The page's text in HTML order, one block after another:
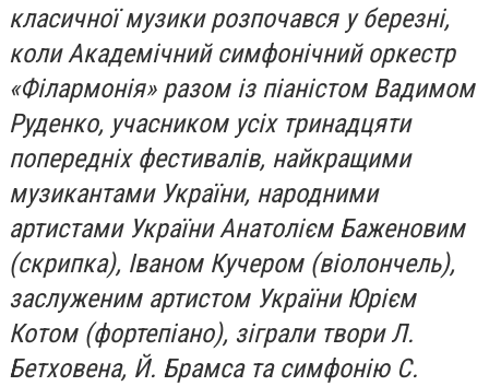
класичної музики розпочався у березні,
коли Академічний симфонічний оркестр
«Філармонія» разом із піаністом Вадимом
Руденко, учасником усіх тринадцяти
попередніх фестивалів, найкращими
музикантами України, народними
артистами України Анатолієм Баженовим
(скрипка), Іваном Кучером (віолончель),
заслуженим артистом України Юрієм
Котом (фортепіано), зіграли твори Л.
Бетховена, Й. Брамса та симфонію С.